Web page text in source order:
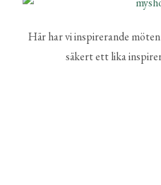
Här har vi inspirerande
säkert ett lika